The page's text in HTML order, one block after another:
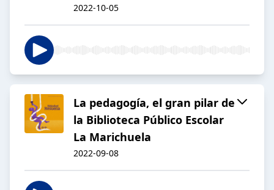
2022-10-05
La pedagogía, el gran pilar de
la Biblioteca Público Escolar
La Marichuela
2022-09-08